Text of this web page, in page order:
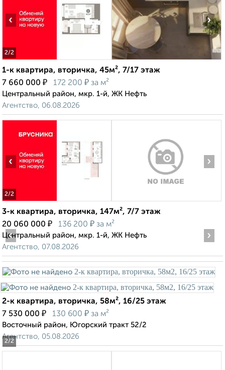
2/2
‹ ›
1-к квартира, вторичка, 45м², 7/17 этаж
7 660 000 ₽ 172 200 ₽ за м²
Центральный район, мкр. 1-й, ЖК Нефть
Агентство, 06.08.2026
2/2
‹ ›
3-к квартира, вторичка, 147м², 7/7 этаж
20 060 000 ₽ 136 200 ₽ за м²
Центральный район, мкр. 1-й, ЖК Нефть
Агентство, 07.08.2026
2/2
‹ ›
2-к квартира, вторичка, 58м², 16/25 этаж
7 530 000 ₽ 130 600 ₽ за м²
Восточный район, Югорский тракт 52/2
Агентство, 05.08.2026